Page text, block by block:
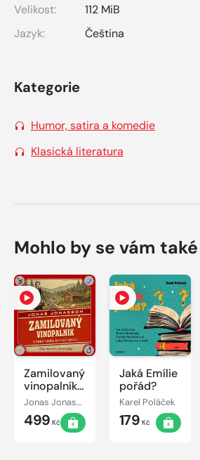
Velikost:
112 MiB
Jazyk:
Čeština
Kategorie
Humor, satira a komedie
Klasická literatura
Mohlo by se vám
Zamilovaný
vinopalník,
který uměl
kydat hnůj
Jonas Jonasson
499 Kč
Jaká Emílie
pořád?
Karel Poláček
179 Kč